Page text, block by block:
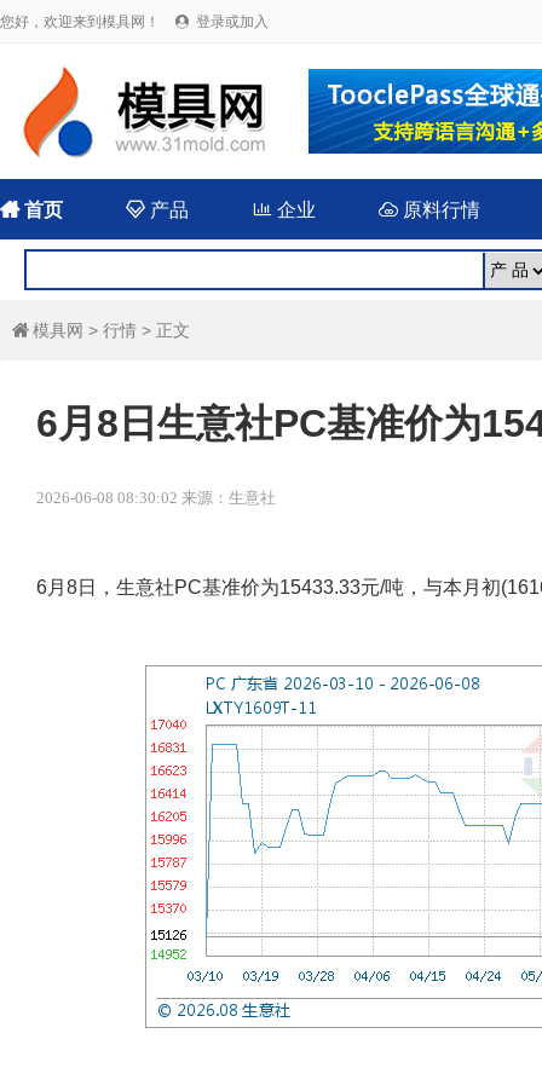
您好，欢迎来到模具网！  登录或加入
首页  产品 企业 原料行情
 模具网 > 行情 > 正文
6月8日生意社PC基准价为
2026-06-08 08:30:02 来源：生意社
6月8日，生意社PC基准价为15433.33元/吨，与本月初